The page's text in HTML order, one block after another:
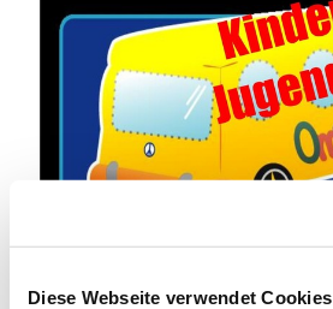
Diese Webseite verwendet Cookies